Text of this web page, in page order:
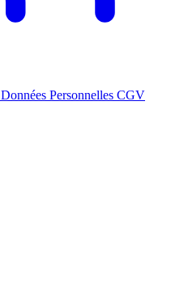
Données Personnelles CGV